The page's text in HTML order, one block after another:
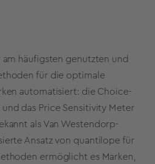
häufigsten genutzten und
für die optimale
automatisiert: die Choice-
und das Price Sensitivity Meter
als Van Westendorp-
Ansatz von quantilope für
ermöglicht es Marken,